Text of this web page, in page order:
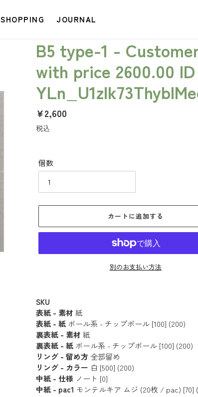
SHOPPING JOURNAL
B5 type-1 -
with price 2600.00 ID
通
常
¥2,600
税込
個数
カートに追加する
別のお支払い方法
ー
ト
に
商
品
を
追
加
SKU
表紙 - 素材 紙
表紙 - 紙 ボール系 - チップボール [100] (200)
裏表紙 - 素材 紙
裏表紙 - 紙 ボール系 - チップボール [100] (200)
リング - 留め方 全部留め
リング - カラー 白 [500] (200)
中紙 - 仕様 ノート [0]
中紙 - pac1 モンテルキア ムジ (20枚 / pac) [70]